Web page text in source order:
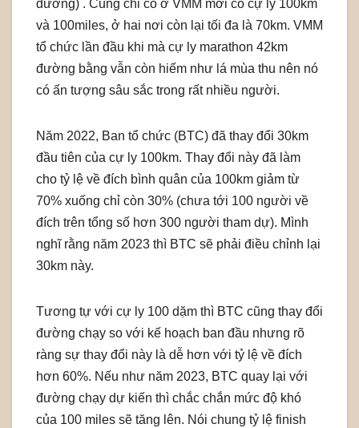
đường) . Cũng chỉ có ở VMM mới có cự ly 100km
và 100miles, ở hai nơi còn lại tối đa là 70km. VMM
tổ chức lần đầu khi mà cự ly marathon 42km
đường bằng vẫn còn hiếm như lá mùa thu nên nó
có ấn tượng sâu sắc trong rất nhiều người.
Năm 2022, Ban tổ chức (BTC) đã thay đổi 30km
đầu tiên của cự ly 100km. Thay đổi này đã làm
cho tỷ lệ về đích bình quân của 100km giảm từ
70% xuống chỉ còn 30% (chưa tới 100 người về
đích trên tổng số hơn 300 người tham dự). Mình
nghĩ rằng năm 2023 thì BTC sẽ phải điều chỉnh lại
30km này.
Tương tự với cự ly 100 dặm thì BTC cũng thay đổi
đường chạy so với kế hoạch ban đầu nhưng rõ
ràng sự thay đổi này là dễ hơn với tỷ lệ về đích
hơn 60%. Nếu như năm 2023, BTC quay lại với
đường chạy dự kiến thì chắc chắn mức độ khó
của 100 miles sẽ tăng lên. Nói chung tỷ lệ finish